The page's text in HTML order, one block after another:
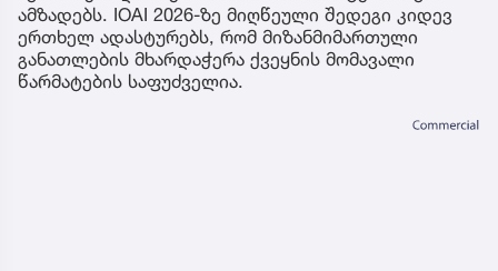
ამზადებს. IOAI 2026-ზე მიღწეული შედეგი კიდევ
ერთხელ ადასტურებს, რომ მიზანმიმართული
განათლების მხარდაჭერა ქვეყნის მომავალი
წარმატების საფუძველია.